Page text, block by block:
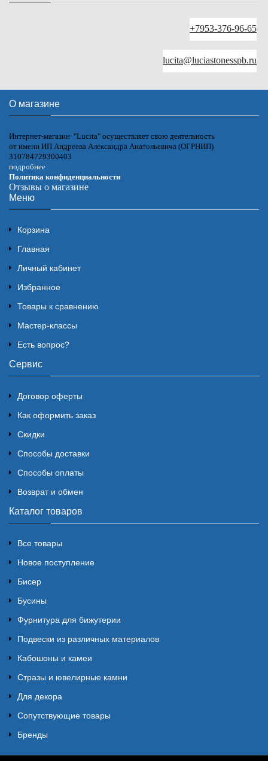
+7953-376-96-65
lucita@luciastonesspb.ru
О магазине
Интернет-магазин "Lucita" осуществляет свою деятельность
от имени ИП Андреева Александра Анатольевича (ОГРНИП)
310784729300403
подробнее
Политика конфиденциальности
Отзывы о магазине
Меню
Корзина
Главная
Личный кабинет
Избранное
Товары к сравнению
Мастер-классы
Есть вопрос?
Сервис
Договор оферты
Как оформить заказ
Скидки
Способы доставки
Способы оплаты
Возврат и обмен
Каталог товаров
Все товары
Новое поступление
Бисер
Бусины
Фурнитура для бижутерии
Подвески из различных материалов
Кабошоны и камеи
Стразы и ювелирные камни
Для декора
Сопутствующие товары
Бренды